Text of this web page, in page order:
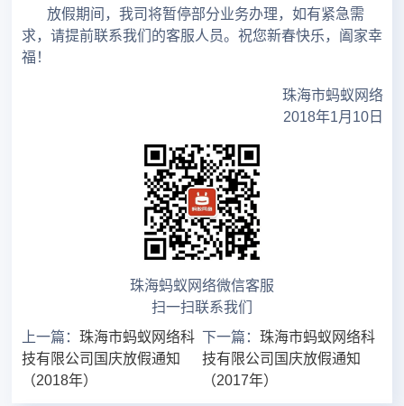
放假期间，我司将暂停部分业务办理，如有紧急需
求，请提前联系我们的客服人员。祝您新春快乐，阖家幸
福！
珠海市蚂蚁网络
2018年1月10日
珠海蚂蚁网络微信客服
扫一扫联系我们
上一篇： 珠海市蚂蚁网络科
技有限公司国庆放假通知
（2018年）
下一篇： 珠海市蚂蚁网络科
技有限公司国庆放假通知
（2017年）